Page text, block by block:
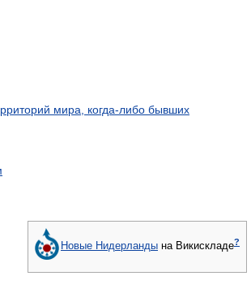
мира, когда-либо бывших
Новые Нидерланды на Викискладе?